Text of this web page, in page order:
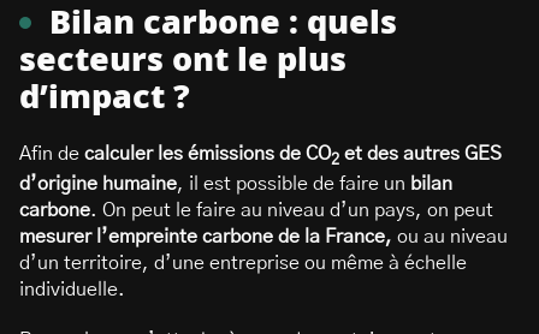
Bilan carbone : quels
secteurs ont le plus
d’impact ?
Afin de calculer les émissions de CO2 et des autres GES
d’origine humaine, il est possible de faire un bilan
carbone. On peut le faire au niveau d’un pays, on peut
mesurer l’empreinte carbone de la France, ou au niveau
d’un territoire, d’une entreprise ou même à échelle
individuelle.